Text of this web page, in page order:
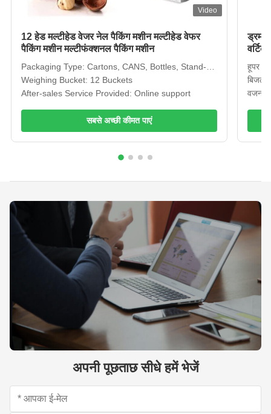
Video
12 हेड मल्टीहेड वेजर नेल पैकिंग मशीन मल्टीहेड वेफर
पैकिंग मशीन मल्टीफंक्शनल पैकिंग मशीन
Packaging Type: Cartons, CANS, Bottles, Stand-up
Pouch, Bags, Film, Pouch
Weighing Bucket: 12 Buckets
After-sales Service Provided: Online support
सबसे अच्छी कीमत पाएं
हूपर
बिजली
वजन:
अपनी पूछताछ सीधे हमें भेजें